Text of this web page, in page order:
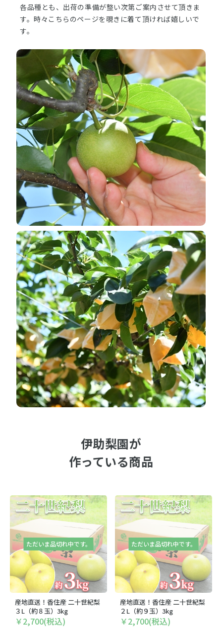
各品種とも、出荷の準備が整い次第ご案内させて頂きま
す。時々こちらのページを覗きに着て頂ければ嬉しいで
す。
伊助梨園が
作っている商品
ただいま品切れ中です。
産地直送！香住産 二十世紀梨
３L（約８玉）3kg
￥2,700(税込)
ただいま品切れ中です。
産地直送！香住産 二十世紀梨
２L（約９玉）3kg
￥2,700(税込)